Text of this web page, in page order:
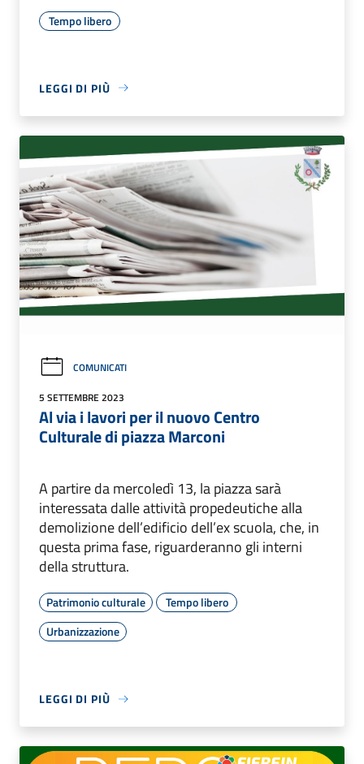
Tempo libero
LEGGI DI PIÙ
COMUNICATI
5 SETTEMBRE 2023
Al via i lavori per il nuovo Centro
Culturale di piazza Marconi
A partire da mercoledì 13, la piazza sarà
interessata dalle attività propedeutiche alla
demolizione dell’edificio dell’ex scuola, che, in
questa prima fase, riguarderanno gli interni
della struttura.
Patrimonio culturale
Tempo libero
Urbanizzazione
LEGGI DI PIÙ